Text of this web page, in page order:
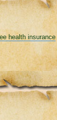
health insurance